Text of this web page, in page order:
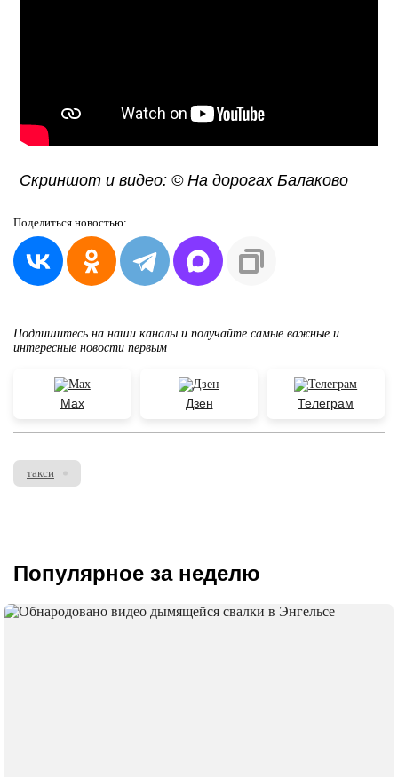
Скриншот и видео: © На дорогах Балаково
Поделиться новостью:
Подпишитесь на наши каналы и получайте самые важные и
интересные новости первым
Max Дзен Телеграм
такси
Популярное за неделю